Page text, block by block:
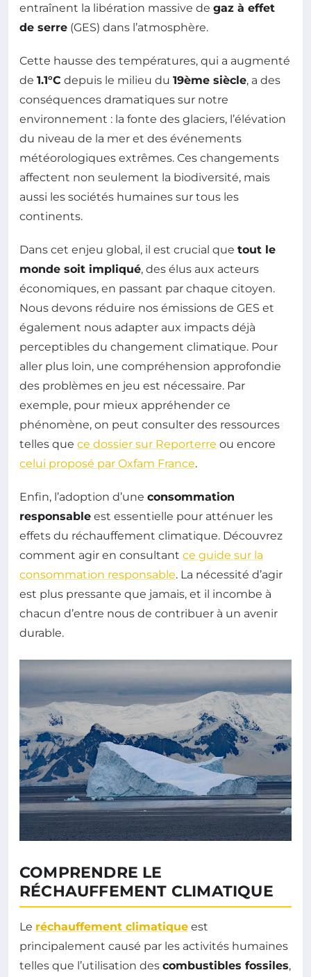
entraînent la libération massive de gaz à effet
de serre (GES) dans l’atmosphère.
Cette hausse des températures, qui a augmenté
de 1.1°C depuis le milieu du 19ème siècle, a des
conséquences dramatiques sur notre
environnement : la fonte des glaciers, l’élévation
du niveau de la mer et des événements
météorologiques extrêmes. Ces changements
affectent non seulement la biodiversité, mais
aussi les sociétés humaines sur tous les
continents.
Dans cet enjeu global, il est crucial que tout le
monde soit impliqué, des élus aux acteurs
économiques, en passant par chaque citoyen.
Nous devons réduire nos émissions de GES et
également nous adapter aux impacts déjà
perceptibles du changement climatique. Pour
aller plus loin, une compréhension approfondie
des problèmes en jeu est nécessaire. Par
exemple, pour mieux appréhender ce
phénomène, on peut consulter des ressources
telles que ce dossier sur Reporterre ou encore
celui proposé par Oxfam France.
Enfin, l’adoption d’une consommation
responsable est essentielle pour atténuer les
effets du réchauffement climatique. Découvrez
comment agir en consultant ce guide sur la
consommation responsable. La nécessité d’agir
est plus pressante que jamais, et il incombe à
chacun d’entre nous de contribuer à un avenir
durable.
COMPRENDRE LE
RÉCHAUFFEMENT CLIMATIQUE
Le réchauffement climatique est
principalement causé par les activités humaines
telles que l’utilisation des combustibles fossiles,